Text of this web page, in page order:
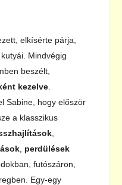
elkísérte párja,
Mindvégig
beszélt,
kezelve
Sabine, hogy először
a klasszikus
perdülések
futószáron,
Egy-egy